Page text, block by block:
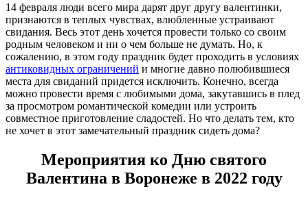
14 февраля люди всего мира дарят друг другу валентинки,
признаются в теплых чувствах, влюбленные устраивают
свидания. Весь этот день хочется провести только со своим
родным человеком и ни о чем больше не думать. Но, к
сожалению, в этом году праздник будет проходить в условиях
антиковидных ограничений и многие давно полюбившиеся
места для свиданий придется исключить. Конечно, всегда
можно провести время с любимыми дома, закутавшись в плед
за просмотром романтической комедии или устроить
совместное приготовление сладостей. Но что делать тем, кто
не хочет в этот замечательный праздник сидеть дома?
Мероприятия ко Дню святого
Валентина в Воронеже в 2022 году